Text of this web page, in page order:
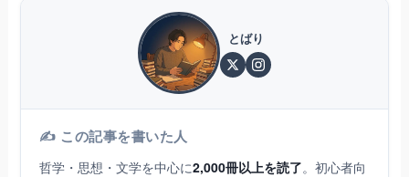
とばり
✍️ この記事を書いた人
哲学・思想・文学を中心に2,000冊以上を読了。初心者向